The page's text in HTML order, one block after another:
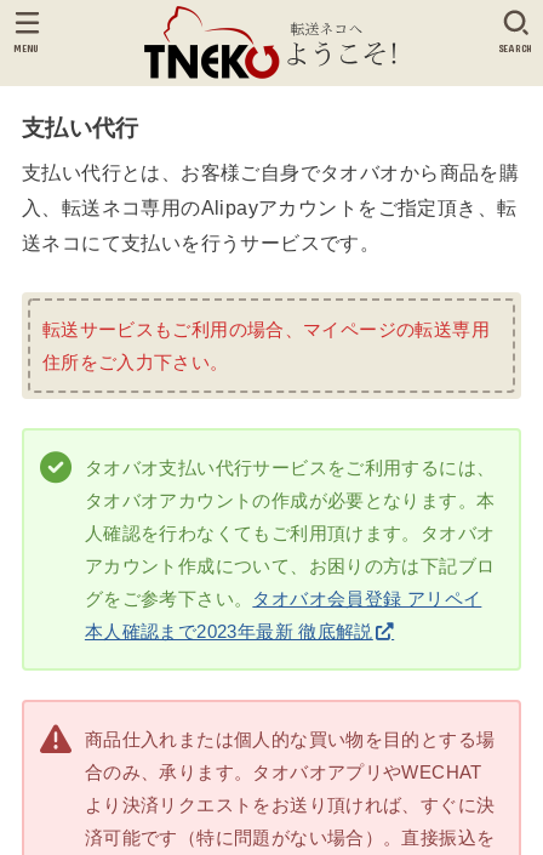
SEARCH
MENU
支払い代行
支払い代行とは、お客様ご自身でタオバオから商品を購
入、転送ネコ専用のAlipayアカウントをご指定頂き、転
送ネコにて支払いを行うサービスです。
転送サービスもご利用の場合、マイページの転送専用
住所をご入力下さい。
タオバオ支払い代行サービスをご利用するには、
タオバオアカウントの作成が必要となります。本
人確認を行わなくてもご利用頂けます。タオバオ
アカウント作成について、お困りの方は下記ブロ
グをご参考下さい。 タオバオ会員登録 アリペイ
本人確認まで2023年最新 徹底解説
商品仕入れまたは個人的な買い物を目的とする場
合のみ、承ります。タオバオアプリやWECHAT
より決済リクエストをお送り頂ければ、すぐに決
済可能です（特に問題がない場合）。直接振込を